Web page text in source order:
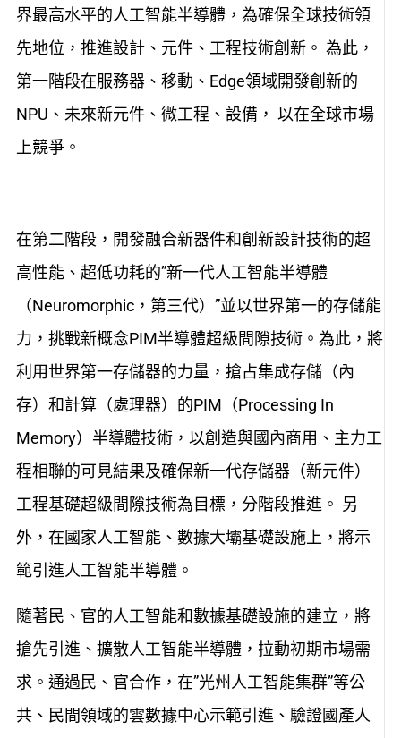
界最高水平的人工智能半導體，為確保全球技術領
先地位，推進設計、元件、工程技術創新。 為此，
第一階段在服務器、移動、Edge領域開發創新的
NPU、未來新元件、微工程、設備， 以在全球市場
上競爭。
在第二階段，開發融合新器件和創新設計技術的超
高性能、超低功耗的”新一代人工智能半導體
（Neuromorphic，第三代）”並以世界第一的存儲能
力，挑戰新概念PIM半導體超級間隙技術。為此，將
利用世界第一存儲器的力量，搶占集成存儲（內
存）和計算（處理器）的PIM（Processing In
Memory）半導體技術，以創造與國內商用、主力工
程相聯的可見結果及確保新一代存儲器（新元件）
工程基礎超級間隙技術為目標，分階段推進。 另
外，在國家人工智能、數據大壩基礎設施上，將示
範引進人工智能半導體。
隨著民、官的人工智能和數據基礎設施的建立，將
搶先引進、擴散人工智能半導體，拉動初期市場需
求。通過民、官合作，在”光州人工智能集群”等公
共、民間領域的雲數據中心示範引進、驗證國產人